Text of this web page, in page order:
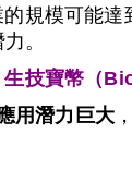
規模可能
。
生技寶幣 （
用潛力巨大